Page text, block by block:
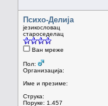
Психо-Делија
језикословац
староседелац
Ван мреже
Пол:
Организација:
Име и презиме:
Струка:
Поруке: 1.457